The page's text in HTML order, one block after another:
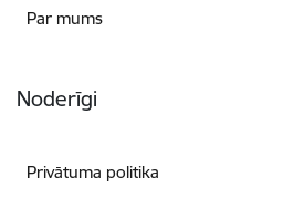
Par mums
Noderīgi
Privātuma politika